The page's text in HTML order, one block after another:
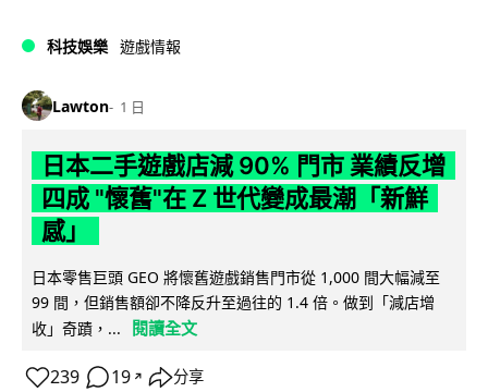
科技娛樂 遊戲情報
Lawton 1 日
日本二手遊戲店減 90% 門市 業績反增
四成 "懷舊"在 Z 世代變成最潮「新鮮
感」
日本零售巨頭 GEO 將懷舊遊戲銷售門市從 1,000 間大幅減至
99 間，但銷售額卻不降反升至過往的 1.4 倍。做到「減店增
收」奇蹟，...
閱讀全文
239 19 ↗ 分享